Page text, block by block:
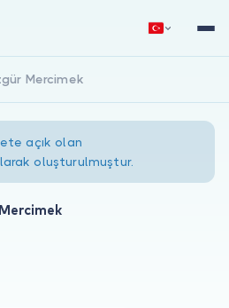
Mercimek
açık olan
oluşturulmuştur.